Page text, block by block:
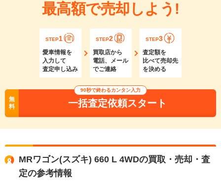
最高額で売却しよう!
STEP1
愛車情報を
入力して
査定申し込み
STEP2
買取店から
電話、メール
でご連絡
STEP3
査定額を
比べて売却先
を決める
無
料
90秒で終わるカンタン入力
一括査定依頼スタート
MRワゴン(スズキ) 660 L 4WDの買取・売却・査
定の参考情報